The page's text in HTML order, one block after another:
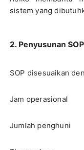
sistem yang
2. Penyusunan
SOP disesuaikan
Jam operasional
Jumlah penghuni